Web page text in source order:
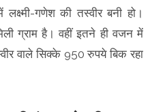
गणेश की तस्वीर बनी हो।
ग्राम है। वहीं इतने ही वजन में
वाले सिक्के 950 रुपये बिक रहा